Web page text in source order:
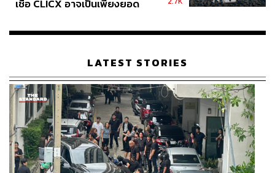
เชื่อ CLICX อาจเป็นเพียงยอด
เรือนไทยที่ถูกซุกไว้
LATEST STORIES